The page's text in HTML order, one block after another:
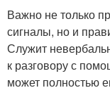
Важно не только
сигналы, но и
Служит
к разговору с
может полностью